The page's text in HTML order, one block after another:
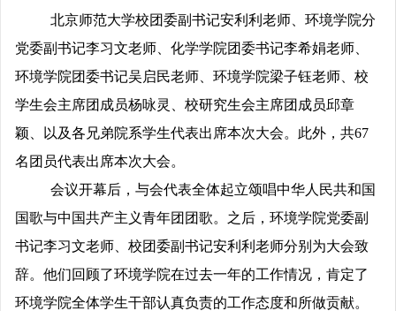
北京师范大学校团委副书记安利利老师、环境学院分
党委副书记李习文老师、化学学院团委书记李希娟老师、
环境学院团委书记吴启民老师、环境学院梁子钰老师、校
学生会主席团成员杨咏灵、校研究生会主席团成员邱章
颖、以及各兄弟院系学生代表出席本次大会。此外，共67
名团员代表出席本次大会。
会议开幕后，与会代表全体起立颂唱中华人民共和国
国歌与中国共产主义青年团团歌。之后，环境学院党委副
书记李习文老师、校团委副书记安利利老师分别为大会致
辞。他们回顾了环境学院在过去一年的工作情况，肯定了
环境学院全体学生干部认真负责的工作态度和所做贡献。